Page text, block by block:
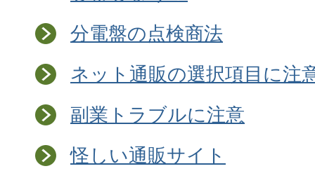
分電盤の点検商法
ネット通販の選択項目に注
副業トラブルに注意
怪しい通販サイト